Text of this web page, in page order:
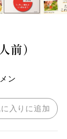
前）
ン
入りに追加